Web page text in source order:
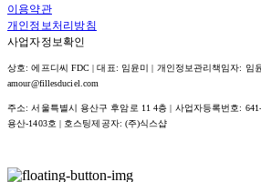
이용약관
개인정보처리방침
사업자정보확인
상호: 에프디씨 FDC | 대표: 임윤미 | 개인정보관리책임자: 임
amour@fillesduciel.com
주소: 서울특별시 용산구 후암로 11 4층 | 사업자등록번호:
용산-1403호 | 호스팅제공자: (주)식스샵